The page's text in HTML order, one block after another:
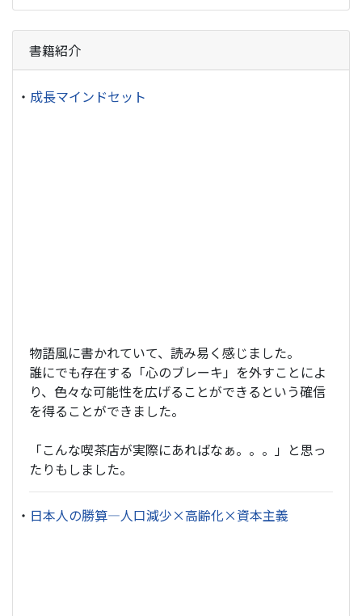
書籍紹介
・ 成長マインドセット
物語風に書かれていて、読み易く感じました。
誰にでも存在する「心のブレーキ」を外すことによ
り、色々な可能性を広げることができるという確信
を得ることができました。
「こんな喫茶店が実際にあればなぁ。。。」と思っ
たりもしました。
・ 日本人の勝算―人口減少×高齢化×資本主義